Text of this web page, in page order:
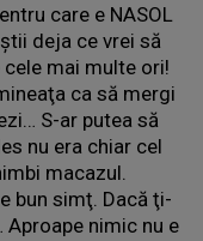
care e NASOL
deja ce vrei să
mai multe ori!
ca să mergi
S-ar putea să
nu era chiar cel
macazul.
bun simţ. Dacă ţi-
Aproape nimic nu e